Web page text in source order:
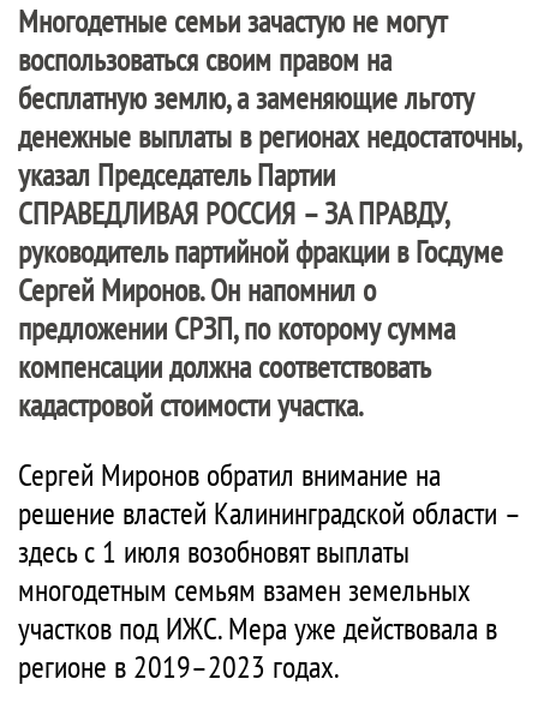
Многодетные семьи зачастую не могут
воспользоваться своим правом на
бесплатную землю, а заменяющие льготу
денежные выплаты в регионах недостаточны,
указал Председатель Партии
СПРАВЕДЛИВАЯ РОССИЯ – ЗА ПРАВДУ,
руководитель партийной фракции в Госдуме
Сергей Миронов. Он напомнил о
предложении СРЗП, по которому сумма
компенсации должна соответствовать
кадастровой стоимости участка.
Сергей Миронов обратил внимание на
решение властей Калининградской области –
здесь с 1 июля возобновят выплаты
многодетным семьям взамен земельных
участков под ИЖС. Мера уже действовала в
регионе в 2019–2023 годах.